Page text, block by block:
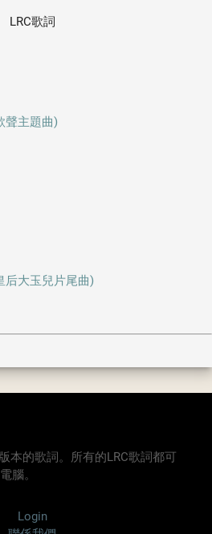
LRC歌詞
聲主題曲)
后大玉兒片尾曲)
本的歌詞。所有的LRC歌詞都可
腦。
Login